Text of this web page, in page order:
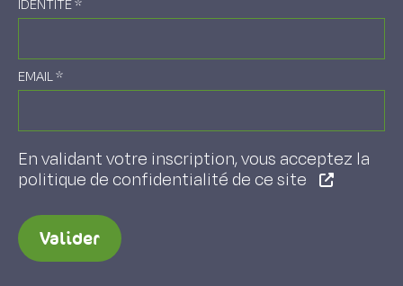
IDENTITÉ*
EMAIL*
En validant votre inscription, vous acceptez la
politique de confidentialité de ce site
Valider